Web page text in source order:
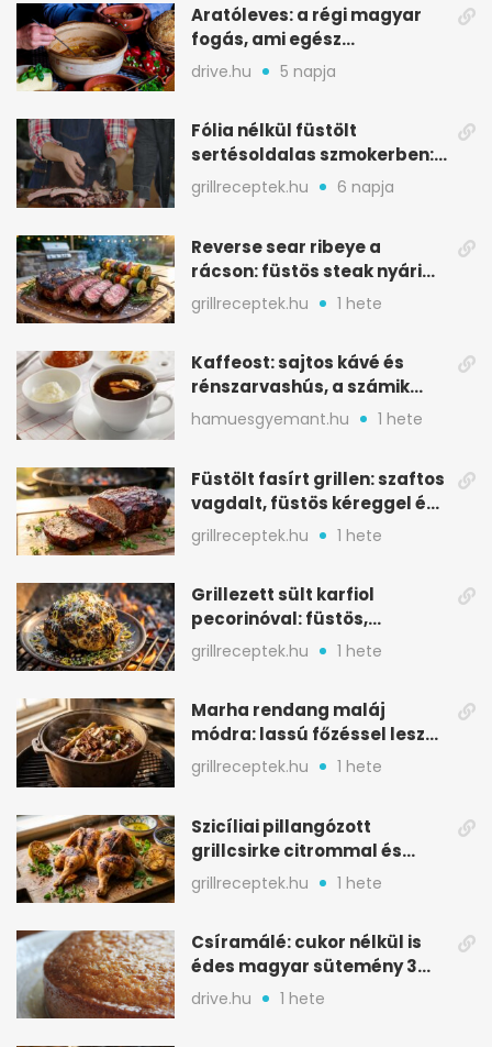
Aratóleves: a régi magyar
fogás, ami egész
csapatokat jóllakatott
drive.hu 5 napja
Fólia nélkül füstölt
sertésoldalas szmokerben:
ropogós bark, 6 óra
grillreceptek.hu 6 napja
Reverse sear ribeye a
rácson: füstös steak nyári
tökkebabbal
grillreceptek.hu 1 hete
Kaffeost: sajtos kávé és
rénszarvashús, a számik
melegítő itala
hamuesgyemant.hu 1 hete
Füstölt fasírt grillen: szaftos
vagdalt, füstös kéreggel és
BBQ mázzal
grillreceptek.hu 1 hete
Grillezett sült karfiol
pecorinóval: füstös,
karamellizált nyári kedvenc
grillreceptek.hu 1 hete
Marha rendang maláj
módra: lassú főzéssel lesz
igazán szaftos
grillreceptek.hu 1 hete
Szicíliai pillangózott
grillcsirke citrommal és
oregánóval
grillreceptek.hu 1 hete
Csíramálé: cukor nélkül is
édes magyar sütemény 3
alapanyagból
drive.hu 1 hete